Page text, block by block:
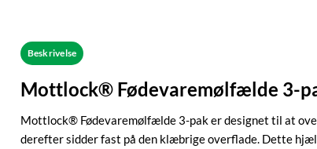
Beskrivelse
Mottlock® Fødevaremølfælde 3-
Mottlock® Fødevaremølfælde 3-pak er designet til at
derefter sidder fast på den klæbrige overflade. Dette